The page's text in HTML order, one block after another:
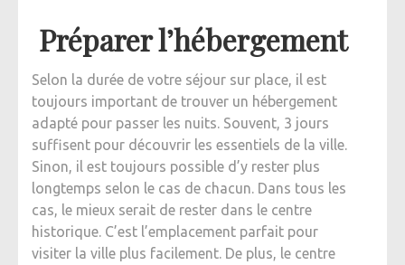
Préparer l’hébergement
Selon la durée de votre séjour sur place, il est
toujours important de trouver un hébergement
adapté pour passer les nuits. Souvent, 3 jours
suffisent pour découvrir les essentiels de la ville.
Sinon, il est toujours possible d’y rester plus
longtemps selon le cas de chacun. Dans tous les
cas, le mieux serait de rester dans le centre
historique. C’est l’emplacement parfait pour
visiter la ville plus facilement. De plus, le centre